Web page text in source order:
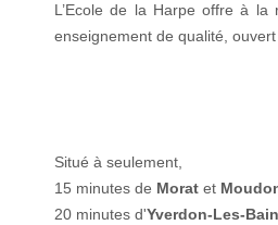
L’Ecole de la Harpe offre à la
enseignement de qualité, ouvert
Situé à seulement,
15 minutes de Morat et
20 minutes d'Yverdon-Les-